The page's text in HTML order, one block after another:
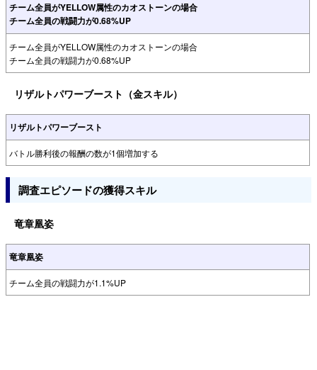
チーム全員がYELLOW属性のカオストーンの場合
チーム全員の戦闘力が0.68%UP
チーム全員がYELLOW属性のカオストーンの場合
チーム全員の戦闘力が0.68%UP
リザルトパワーブースト（金スキル）
リザルトパワーブースト
バトル勝利後の報酬の数が1個増加する
調査エピソードの獲得スキル
竜章凰姿
竜章凰姿
チーム全員の戦闘力が1.1%UP